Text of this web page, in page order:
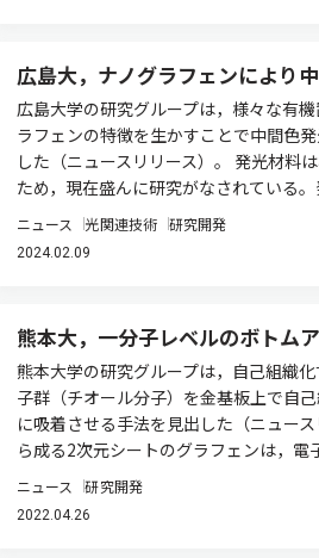
広島大，ナノグラフェンにより
広島大学の研究グループは，様々な有
ラフェンの特徴を生かすことで中間色
した（ニュースリリース）。 発光材料
ため，現在盛んに研究がなされている。
ニュース 光関連技術 研究開発
2024.02.09
熊本大，一分子レベルのボトム
熊本大学の研究グループは，自己組織
子群（チオール分子）を金基板上で自
に吸着させる手法を見出した（ニュー
ら成る2次元シートのグラフェンは，電
ニュース 研究開発
2022.04.26